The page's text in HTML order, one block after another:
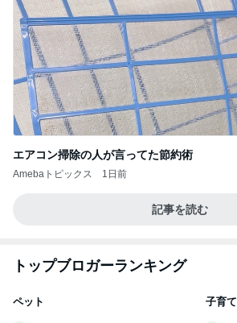
エアコン掃除の人が言ってた節約術
Amebaトピックス 1日前
記事を読む
トップブロガーランキング
ペット 子育て